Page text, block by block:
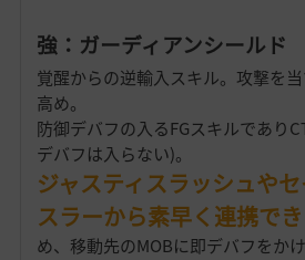
強：ガーディアンシールド
覚醒からの逆輸入スキル。攻撃を
高め。
防御デバフの入るFGスキルであり
デバフは入らない)。
ジャスティスラッシュや
スラーから素早く連携で
め、移動先のMOBに即デバフをか